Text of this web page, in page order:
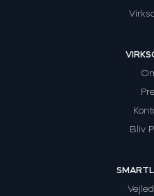
Bliv